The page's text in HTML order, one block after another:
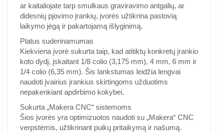
ar kaitaliojate tarp smulkaus graviravimo antgalių, ar
didesnių pjovimo įrankių, įvorės užtikrina pastovią
laikymo jėgą ir pakartojamą išlyginimą.
Platus suderinamumas
Kiekviena įvorė sukurta taip, kad atitiktų konkretų įrankio
koto dydį, įskaitant 1/8 colio (3,175 mm), 4 mm, 6 mm ir
1/4 colio (6,35 mm). Šis lankstumas leidžia lengvai
naudoti įvairius įrankius skirtingoms užduotims
nepakenkiant apdirbimo kokybei.
Sukurta „Makera CNC“ sistemoms
Šios įvorės yra optimizuotos naudoti su „Makera“ CNC
verpstėmis, užtikrinant puikų pritaikymą ir našumą.